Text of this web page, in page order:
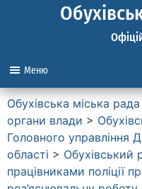
Меню
Обухівська міська рада
органи влади >
Головного управління
області > Обухівський
працівниками поліції